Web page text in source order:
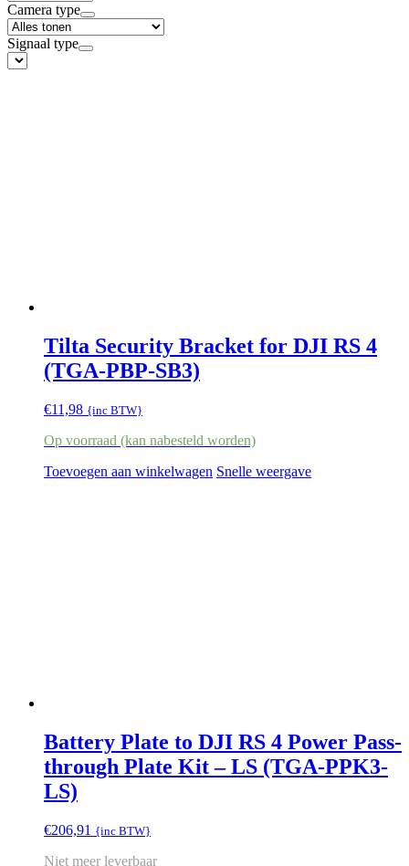
Camera type
Signaal type
Tilta Security Bracket for DJI RS 4
(TGA-PBP-SB3)
€11,98 {inc BTW}
Op voorraad (kan nabesteld worden)
Toevoegen aan winkelwagen Snelle weergave
Battery Plate to DJI RS 4 Power Pass-
through Plate Kit – LS (TGA-PPK3-
LS)
€206,91 {inc BTW}
Niet meer leverbaar